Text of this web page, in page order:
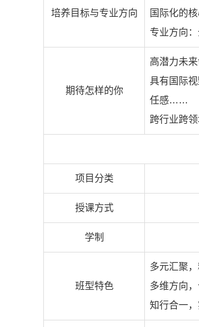
培养目标与专业方向
国际化的核
专业方向
期待怎样的你
高潜力未
具有国际
任感……
跨行业跨
项目分类
授课方式
学制
班型特色
多元汇聚
多维方向
知行合一